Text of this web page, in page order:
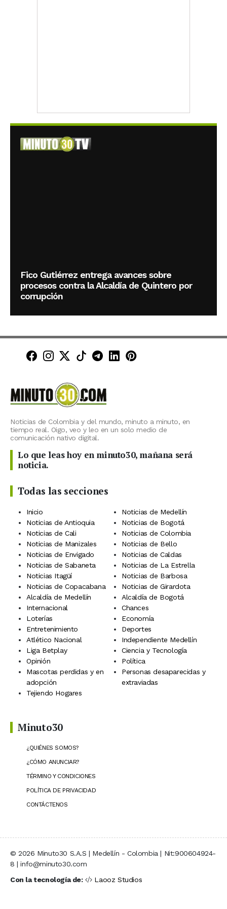
Fico Gutiérrez entrega avances sobre
procesos contra la Alcaldía de Quintero por
corrupción
Minuto30 en Facebook
Minuto30 en Instagram
Minuto30 en X (Twitter)
Minuto30 en TikTok
Canal de Minuto30 en
Minuto30 en LinkedIn
Minuto30 en
Noticias de Colombia y del mundo, minuto a minuto, en
tiempo real. Oigo, veo y leo en un solo medio de
comunicación nativo digital.
Lo que leas hoy en minuto30, mañana será
noticia.
Todas las secciones
Inicio
Noticias de Medellín
Noticias de Antioquia
Noticias de Bogotá
Noticias de Cali
Noticias de Colombia
Noticias de Manizales
Noticias de Bello
Noticias de Envigado
Noticias de Caldas
Noticias de Sabaneta
Noticias de La Estrella
Noticias Itagüí
Noticias de Barbosa
Noticias de Copacabana
Noticias de Girardota
Alcaldía de Medellín
Alcaldía de Bogotá
Internacional
Chances
Loterías
Economía
Entretenimiento
Deportes
Atlético Nacional
Independiente Medellín
Liga Betplay
Ciencia y Tecnología
Opinión
Política
Mascotas perdidas y en
adopción
Personas desaparecidas y
extraviadas
Tejiendo Hogares
Minuto30
¿QUIÉNES SOMOS?
¿CÓMO ANUNCIAR?
TÉRMINO Y CONDICIONES
POLÍTICA DE PRIVACIDAD
CONTÁCTENOS
© 2026 Minuto30 S.A.S | Medellín - Colombia | Nit:900604924-
8 | info@minuto30.com
Con la tecnología de:
Laooz Studios